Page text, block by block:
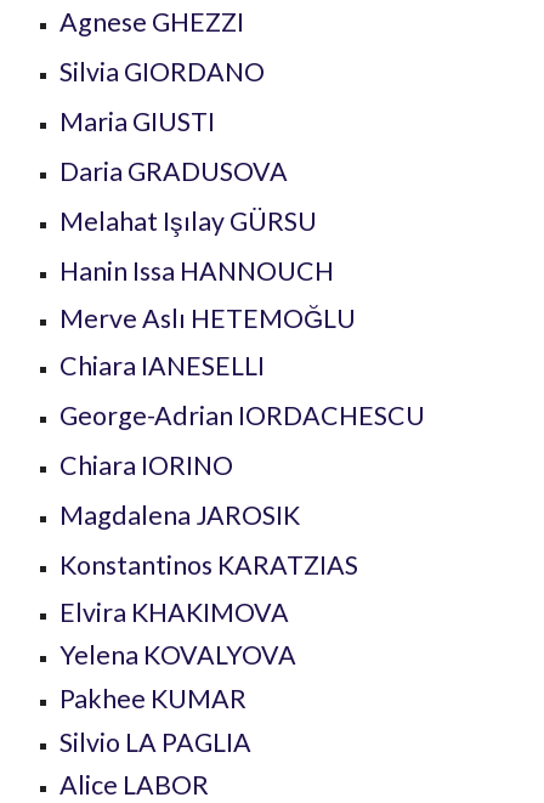
Agnese GHEZZI
Silvia GIORDANO
Maria GIUSTI
Daria GRADUSOVA
Melahat Işılay GÜRSU
Hanin Issa HANNOUCH
Merve Aslı HETEMOĞLU
Chiara IANESELLI
George-Adrian IORDACHESCU
Chiara IORINO
Magdalena JAROSIK
Konstantinos KARATZIAS
Elvira KHAKIMOVA
Yelena KOVALYOVA
Pakhee KUMAR
Silvio LA PAGLIA
Alice LABOR